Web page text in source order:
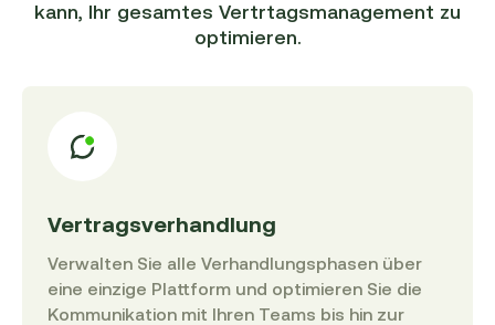
kann, Ihr gesamtes Vertrtagsmanagement zu
optimieren.
Vertragsverhandlung
Verwalten Sie alle Verhandlungsphasen über
eine einzige Plattform und optimieren Sie die
Kommunikation mit Ihren Teams bis hin zur